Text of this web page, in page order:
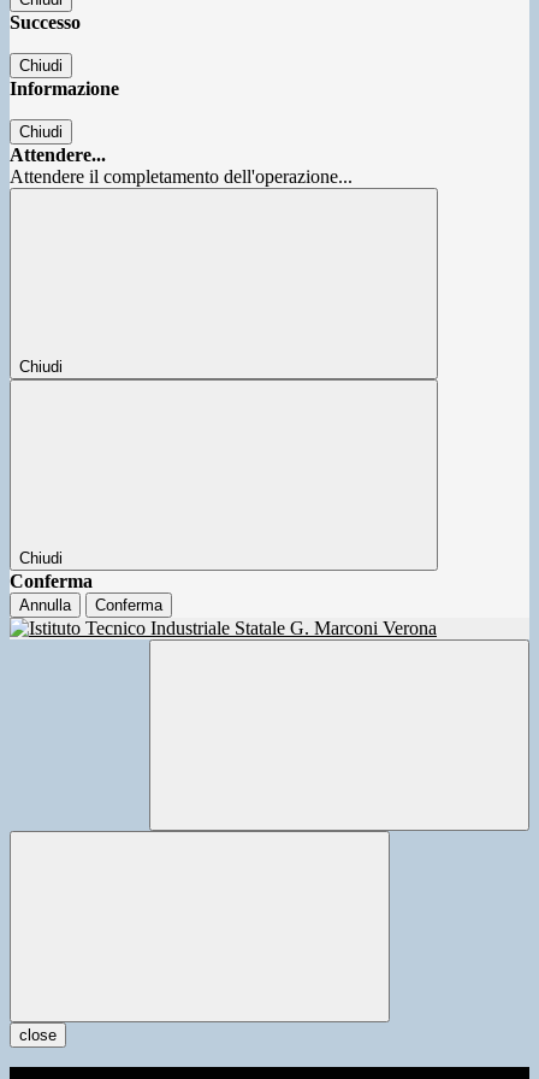
Successo
Chiudi
Informazione
Chiudi
Attendere...
Attendere il completamento dell'operazione...
Chiudi
Chiudi
Conferma
Annulla Conferma
close